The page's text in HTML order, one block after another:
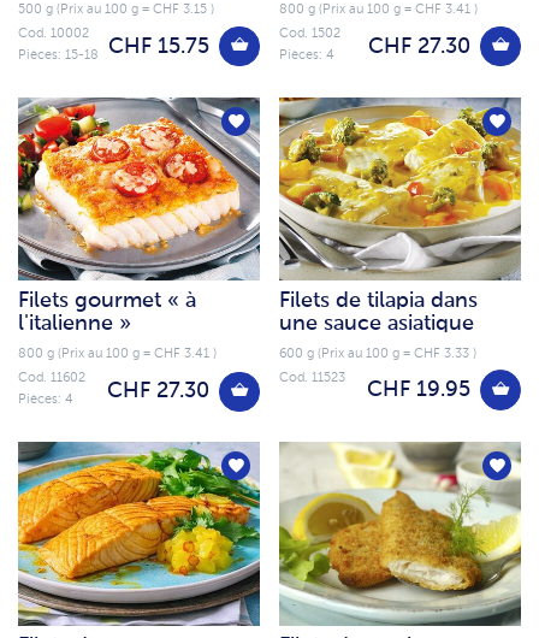
500 g (Prix au 100 g = CHF 3.15 )
CHF 15.75
Cod. 10002
Pièces: 15-18
800 g (Prix au 100 g = CHF 3.41 )
CHF 27.30
Cod. 1502
Pièces: 4
Filets gourmet « à
l'italienne »
800 g (Prix au 100 g = CHF 3.41 )
CHF 27.30
Cod. 11602
Pièces: 4
Filets de tilapia dans
une sauce asiatique
600 g (Prix au 100 g = CHF 3.33 )
CHF 19.95
Cod. 11523